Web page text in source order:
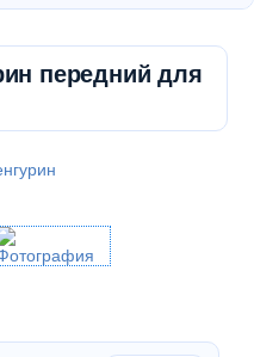
передний для